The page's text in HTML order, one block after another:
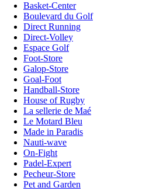
Basket-Center
Boulevard du Golf
Direct Running
Direct-Volley
Espace Golf
Foot-Store
Galop-Store
Goal-Foot
Handball-Store
House of Rugby
La sellerie de Maé
Le Motard Bleu
Made in Paradis
Nauti-wave
On-Fight
Padel-Expert
Pecheur-Store
Pet and Garden